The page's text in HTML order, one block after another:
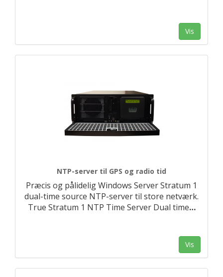
Vis
NTP-server til GPS og radio tid
Præcis og pålidelig Windows Server Stratum 1
dual-time source NTP-server til store netværk.
True Stratum 1 NTP Time Server Dual time…
Vis